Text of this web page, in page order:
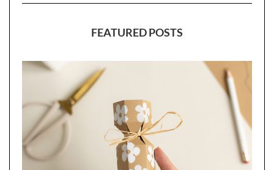
FEATURED POSTS